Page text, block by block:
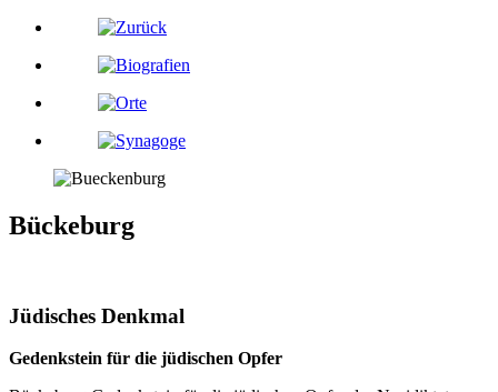
Bückeburg
Jüdisches Denkmal
Gedenkstein für die jüdischen Opfer